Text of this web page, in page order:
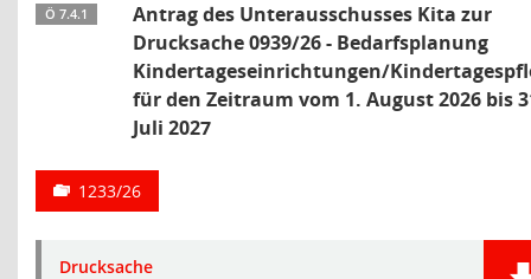
Ö 7.4.1
Antrag des Unterausschusses Kita zur
Drucksache 0939/26 - Bedarfsplanung
Kindertageseinrichtungen/
für den Zeitraum vom 1. August 2026 bis
Juli 2027
1233/26
Drucksache